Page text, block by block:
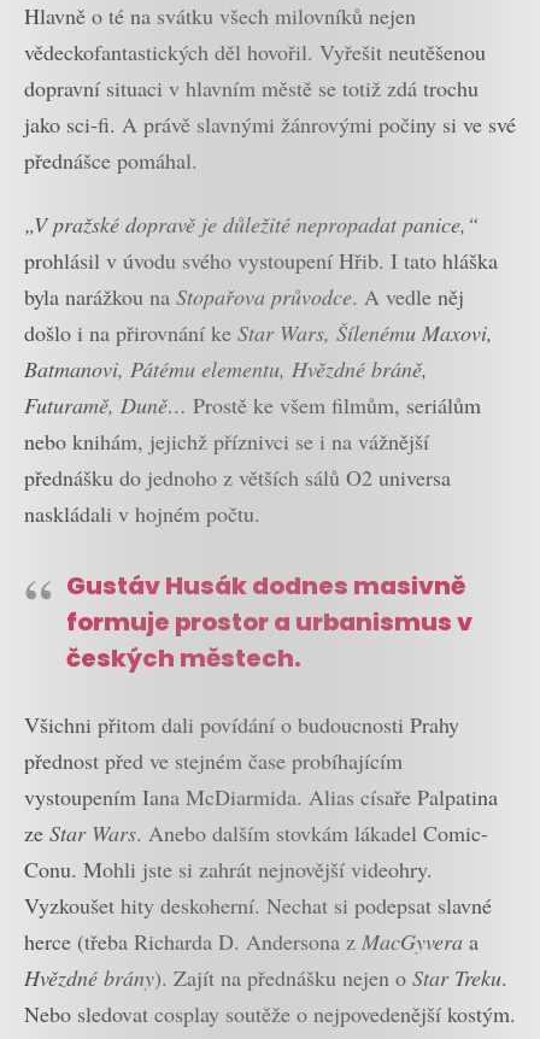
Hlavně o té na svátku všech milovníků nejen
vědeckofantastických děl hovořil. Vyřešit neutěšenou
dopravní situaci v hlavním městě se totiž zdá trochu
jako sci-fi. A právě slavnými žánrovými počiny si ve své
přednášce pomáhal.
„V pražské dopravě je důležité nepropadat panice,“
prohlásil v úvodu svého vystoupení Hřib. I tato hláška
byla narážkou na Stopařova průvodce. A vedle něj
došlo i na přirovnání ke Star Wars, Šílenému Maxovi,
Batmanovi, Pátému elementu, Hvězdné bráně,
Futuramě, Duně… Prostě ke všem filmům, seriálům
nebo knihám, jejichž příznivci se i na vážnější
přednášku do jednoho z větších sálů O2 universa
naskládali v hojném počtu.
Gustáv Husák dodnes masivně
formuje prostor a urbanismus v
českých městech.
Všichni přitom dali povídání o budoucnosti Prahy
přednost před ve stejném čase probíhajícím
vystoupením Iana McDiarmida. Alias císaře Palpatina
ze Star Wars. Anebo dalším stovkám lákadel Comic-
Conu. Mohli jste si zahrát nejnovější videohry.
Vyzkoušet hity deskoherní. Nechat si podepsat slavné
herce (třeba Richarda D. Andersona z MacGyvera a
Hvězdné brány). Zajít na přednášku nejen o Star Treku.
Nebo sledovat cosplay soutěže o nejpovedenější kostým.